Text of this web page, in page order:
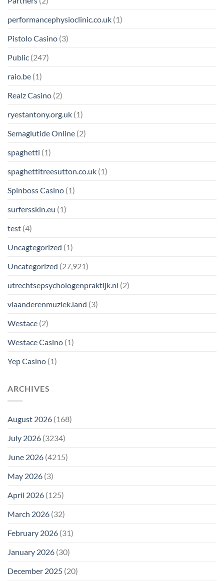
performancephysioclinic.co.uk (1)
Pistolo Casino (3)
Public (247)
raio.be (1)
Realz Casino (2)
ryestantony.org.uk (1)
Semaglutide Online (2)
spaghetti (1)
spaghettitreesutton.co.uk (1)
Spinboss Casino (1)
surfersskin.eu (1)
test (4)
Uncagtegorized (1)
Uncategorized (27,921)
utrechtsepsychologenpraktijk.nl (2)
vlaanderenmuziek.land (3)
Westace (2)
Westace Casino (1)
Yep Casino (1)
ARCHIVES
August 2026 (168)
July 2026 (3234)
June 2026 (4215)
May 2026 (3)
April 2026 (125)
March 2026 (32)
February 2026 (31)
January 2026 (30)
December 2025 (20)